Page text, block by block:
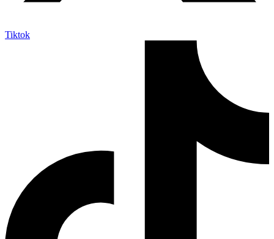
Tiktok